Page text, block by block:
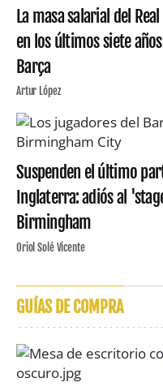
La masa salarial del
en los últimos siete
Barça
Artur López
Suspenden el último
Inglaterra: adiós al
Birmingham
Oriol Solé Vicente
GUÍAS DE COMPRA